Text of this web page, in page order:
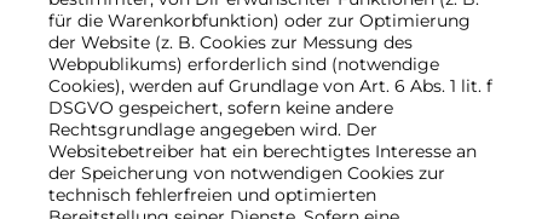
für die Warenkorbfunktion) oder zur Optimierung
der Website (z. B. Cookies zur Messung des
Webpublikums) erforderlich sind (notwendige
Cookies), werden auf Grundlage von Art. 6 Abs. 1 lit. f
DSGVO gespeichert, sofern keine andere
Rechtsgrundlage angegeben wird. Der
Websitebetreiber hat ein berechtigtes Interesse an
der Speicherung von notwendigen Cookies zur
technisch fehlerfreien und optimierten